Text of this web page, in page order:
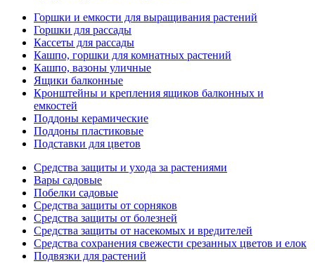
Горшки и емкости для выращивания растений
Горшки для рассады
Кассеты для рассады
Кашпо, горшки для комнатных растений
Кашпо, вазоны уличные
Ящики балконные
Кронштейны и крепления ящиков балконных и
емкостей
Поддоны керамические
Поддоны пластиковые
Подставки для цветов
Средства защиты и ухода за растениями
Вары садовые
Побелки садовые
Средства защиты от сорняков
Средства защиты от болезней
Средства защиты от насекомых и вредителей
Средства сохранения свежести срезанных цветов и елок
Подвязки для растений